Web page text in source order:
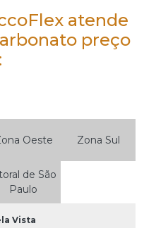
atende
preço
Oeste Zona Sul
de São
Paulo
Vista